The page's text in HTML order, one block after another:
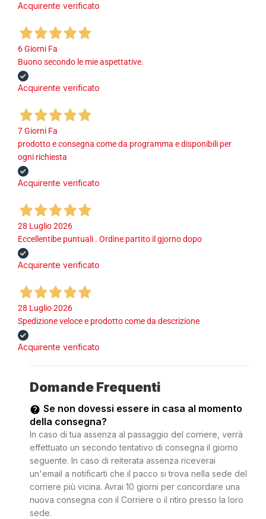
Acquirente verificato
6 Giorni Fa
Buono secondo le mie aspettative.
Acquirente verificato
7 Giorni Fa
prodotto e consegna come da programma e disponibili per
ogni richiesta
Acquirente verificato
28 Luglio 2026
Eccellentibe puntuali . Ordine partito il gjorno dopo
Acquirente verificato
28 Luglio 2026
Spedizione veloce e prodotto come da descrizione
Acquirente verificato
Domande Frequenti
Se non dovessi essere in casa al momento
della consegna?
In caso di tua assenza al passaggio del corriere, verrà
effettuato un secondo tentativo di consegna il giorno
seguente. In caso di reiterata assenza riceverai
un'email a notificarti che il pacco si trova nella sede del
corriere più vicina. Avrai 10 giorni per concordare una
nuova consegna con il Corriere o il ritiro presso la loro
sede.